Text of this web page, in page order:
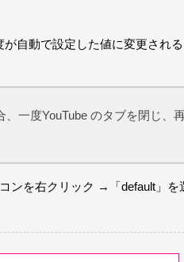
自動で設定した値に変更され
一度YouTube のタブを閉じ、
ンを右クリック →「default」を